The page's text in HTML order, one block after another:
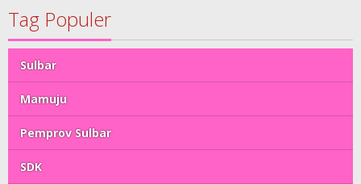
Tag Populer
Sulbar
Mamuju
Pemprov Sulbar
SDK